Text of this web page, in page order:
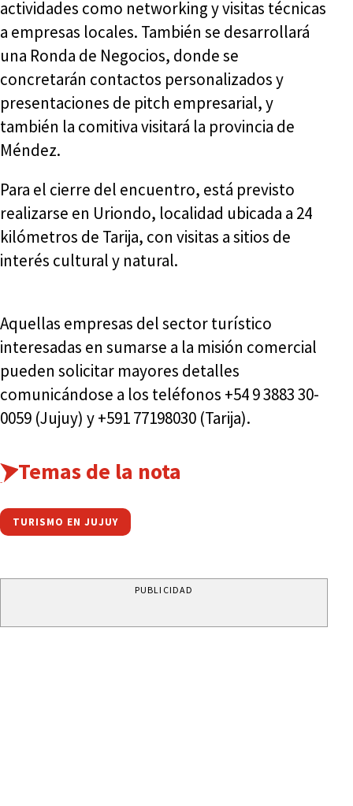
actividades como networking y visitas técnicas
a empresas locales. También se desarrollará
una Ronda de Negocios, donde se
concretarán contactos personalizados y
presentaciones de pitch empresarial, y
también la comitiva visitará la provincia de
Méndez.
Para el cierre del encuentro, está previsto
realizarse en Uriondo, localidad ubicada a 24
kilómetros de Tarija, con visitas a sitios de
interés cultural y natural.
Aquellas empresas del sector turístico
interesadas en sumarse a la misión comercial
pueden solicitar mayores detalles
comunicándose a los teléfonos +54 9 3883 30-
0059 (Jujuy) y +591 77198030 (Tarija).
Temas de la nota
TURISMO EN JUJUY
PUBLICIDAD